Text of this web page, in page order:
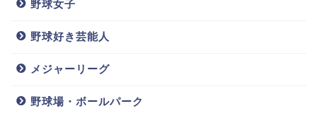
野球女子
野球好き芸能人
メジャーリーグ
野球場・ボールパーク